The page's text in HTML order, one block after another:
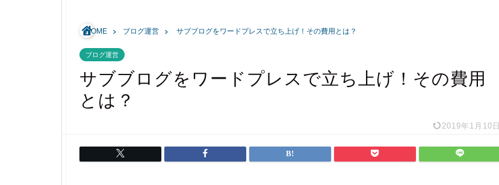
HOME ブログ運営 サブブログをワードプレスで立ち上げ！その費用とは？
ブログ運営
サブブログをワードプレスで立ち上げ！その費用
とは？
2019年1月10日